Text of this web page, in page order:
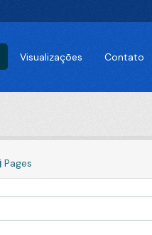
Visualizações Contato
Pages